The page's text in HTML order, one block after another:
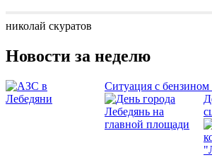
николай скуратов
Новости за неделю
Ситуация с бензином